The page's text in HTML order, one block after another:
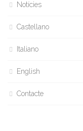
Notícies
Castellano
Italiano
English
Contacte